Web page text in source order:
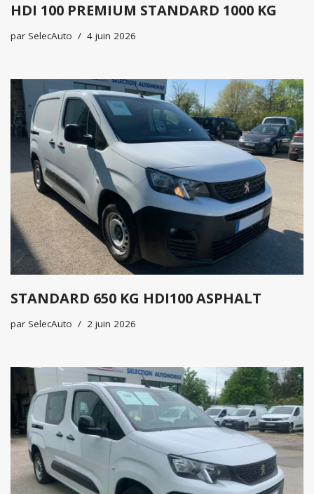
HDI 100 PREMIUM STANDARD 1000 KG
par SelecAuto 4 juin 2026
STANDARD 650 KG HDI100 ASPHALT
par SelecAuto 2 juin 2026